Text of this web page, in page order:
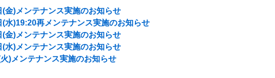
金)メンテナンス実施のお知らせ
水)19:20再メンテナンス実施のお知らせ
金)メンテナンス実施のお知らせ
水)メンテナンス実施のお知らせ
)メンテナンス実施のお知らせ